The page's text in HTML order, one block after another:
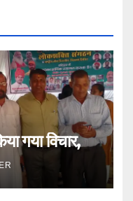
गया विचार,